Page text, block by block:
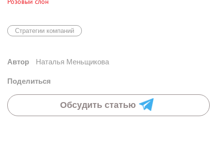
Стратегии компаний
Автор Наталья Меньщикова
Поделиться
Обсудить статью